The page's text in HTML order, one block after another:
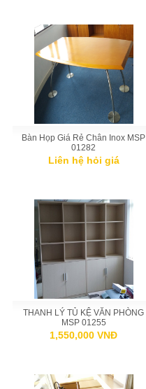
Bàn Họp Giá Rẻ Chân Inox MSP
01282
Liên hệ hỏi giá
THANH LÝ TỦ KỆ VĂN PHÒNG
MSP 01255
1,550,000 VNĐ